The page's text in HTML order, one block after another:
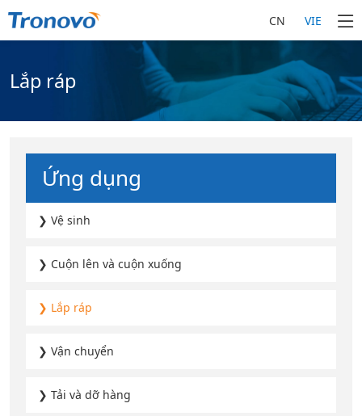
CN VIE
Lắp ráp
Ứng dụng
❯ Vệ sinh
❯ Cuộn lên và cuộn xuống
❯ Lắp ráp
❯ Vận chuyển
❯ Tải và dỡ hàng